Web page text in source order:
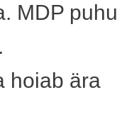
MDP
hoiab ära